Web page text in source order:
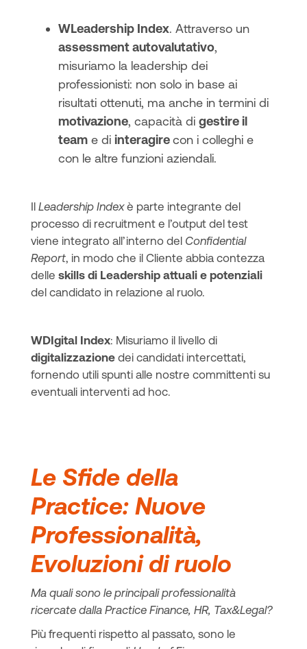
WLeadership Index. Attraverso un
assessment autovalutativo,
misuriamo la leadership dei
professionisti: non solo in base ai
risultati ottenuti, ma anche in termini di
motivazione, capacità di gestire il
teame di interagirecon i colleghi e
con le altre funzioni aziendali.
Il Leadership Indexè parte integrante del
processo di recruitment e l’output del test
viene integrato all’interno del Confidential
Report, in modo che il Cliente abbia contezza
delle skills di Leadership attuali e potenziali
del candidato in relazione al ruolo.
WDIgital Index: Misuriamo il livello di
digitalizzazionedei candidati intercettati,
fornendo utili spunti alle nostre committenti su
eventuali interventi ad hoc.
Le Sfide della
Practice: Nuove
Professionalità,
Evoluzioni di ruolo
Ma quali sono le principali professionalità
ricercate dalla Practice Finance, HR, Tax&Legal?
Più frequenti rispetto al passato, sono le